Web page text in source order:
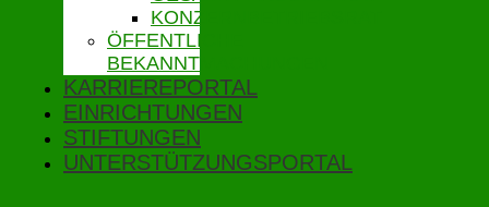
KONZERNBETRIEBSRAT
ÖFFENTLICHE
BEKANNTMACHUNGEN
KARRIEREPORTAL
EINRICHTUNGEN
STIFTUNGEN
UNTERSTÜTZUNGSPORTAL